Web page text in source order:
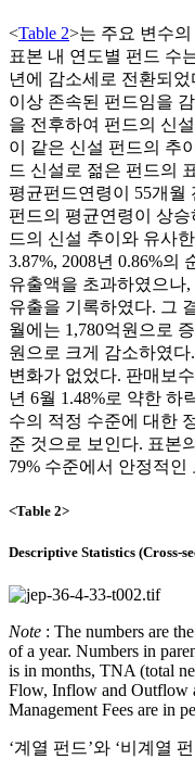
<Table 2>는 주요 변수
표본 내 연도별 펀드 수
년에 감소세로 전환되었
이상 존속된 펀드임을
을 전후하여 펀드의 신
이 같은 신설 펀드의 추
드 신설로 젊은 펀드의
평균펀드연령이 55개월
펀드의 평균연령이 상
드의 신설 추이와 유사
3.87%, 2008년 0.86%의
유출액을 초과하였으나,
유출을 기록하였다. 그
월에는 1,780억원으로
원으로 크게 감소하였
변화가 없었다. 판매보
년 6월 1.48%로 약한 하
수의 적정 수준에 대한
준 것으로 보인다. 표본
79% 수준에서 안정적인
<Table 2>
Descriptive Statistics (Cross-
Note : The numbers are
of a year. Numbers in
is in months, TNA (total
Flow, Inflow and Outflow
Management Fees are in
‘계열 펀드’와 ‘비계열